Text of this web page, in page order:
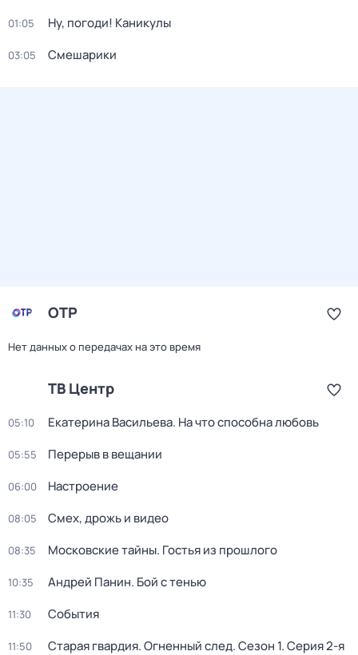
01:05 Ну, погоди! Каникулы
03:05 Смешарики
ОТР
Нет данных о передачах на это время
ТВ Центр
05:10 Екатерина Васильева. На что способна любовь
05:55 Перерыв в вещании
06:00 Настроение
08:05 Смех, дрожь и видео
08:35 Московские тайны. Гостья из прошлого
10:35 Андрей Панин. Бой с тенью
11:30 События
11:50 Старая гвардия. Огненный след. Сезон 1. Серия 2-я